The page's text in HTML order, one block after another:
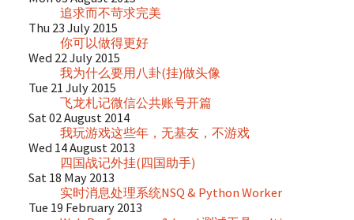
追求而不苛求完美
Thu 23 July 2015
你可以做得更好
Wed 22 July 2015
我为什么要用八卦(挂)做头像
Tue 21 July 2015
飞龙札记微信公共账号开篇
Sat 02 August 2014
我玩游戏这些年，无基友，不游戏
Wed 14 August 2013
四国战记外挂(四国助手)
Sat 18 May 2013
实时消息处理系统NSQ & Python Worker
Tue 19 February 2013